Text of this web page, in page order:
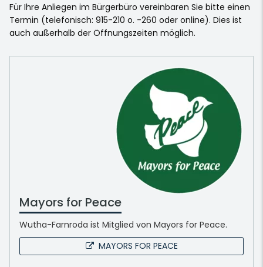
Für Ihre Anliegen im Bürgerbüro vereinbaren Sie bitte einen
Termin (telefonisch: 915-210 o. -260 oder online). Dies ist
auch außerhalb der Öffnungszeiten möglich.
Mayors for Peace
Wutha-Farnroda ist Mitglied von Mayors for Peace.
MAYORS FOR PEACE